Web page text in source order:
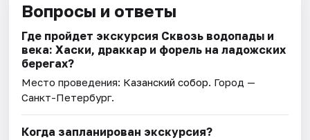
Вопросы и ответы
Где пройдет экскурсия Сквозь водопады и
века: Хаски, драккар и форель на ладожских
берегах?
Место проведения: Казанский собор. Город —
Санкт-Петербург.
Когда запланирован экскурсия?